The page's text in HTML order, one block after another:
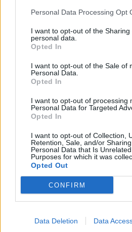
Personal Data Processing Opt
I want to opt-out of the Sharing
personal data.
Opted In
I want to opt-out of the Sale of
Personal Data.
Opted In
I want to opt-out of processing
Personal Data for Targeted
Opted In
I want to opt-out of Collection,
Retention, Sale, and/or
Personal Data that Is
Purposes for which it was
Opted Out
CONFIRM
Data Deletion Data
διαφήμισης του καναπέ».
πολλές «τρελές» που λένε
άνδρες.
Η κριτική για τη νέα
μεγαλύτερα υπουργεία πήγαν
Μόνο τα υπουργεία
Εργασίας πήραν γυναίκες.
Ο 55χρονος πρωθυπουργός
αντιπροσωπεύει παρά το
πιστεύουν πολλοί. Και όσο
των γυναικών στις δημοτικές
πως μόνο το 20% των